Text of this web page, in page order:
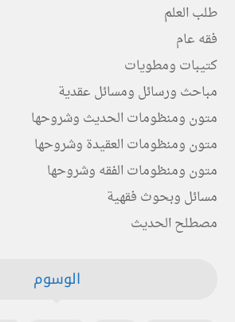
طلب العلم
فقه عام
كتيبات ومطويات
مباحث ورسائل ومسائل عقدية
متون ومنظومات الحديث وشروحها
متون ومنظومات العقيدة وشروحها
متون ومنظومات الفقه وشروحها
مسائل وبحوث فقهية
مصطلح الحديث
الوسوم